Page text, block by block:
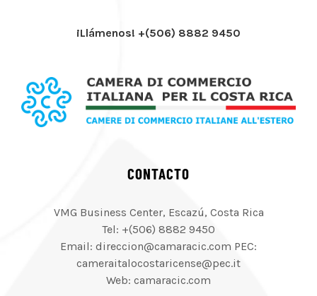
¡Llámenos! +(506) 8882 9450
CONTACTO
VMG Business Center, Escazú, Costa Rica
Tel: +(506) 8882 9450
Email: direccion@camaracic.com PEC:
cameraitalocostaricense@pec.it
Web: camaracic.com